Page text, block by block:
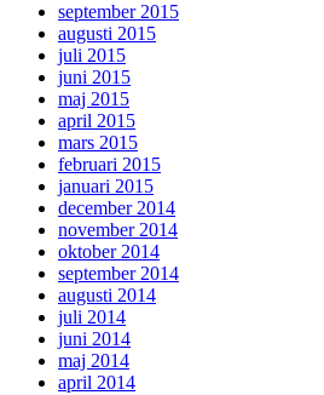
september 2015
augusti 2015
juli 2015
juni 2015
maj 2015
april 2015
mars 2015
februari 2015
januari 2015
december 2014
november 2014
oktober 2014
september 2014
augusti 2014
juli 2014
juni 2014
maj 2014
april 2014